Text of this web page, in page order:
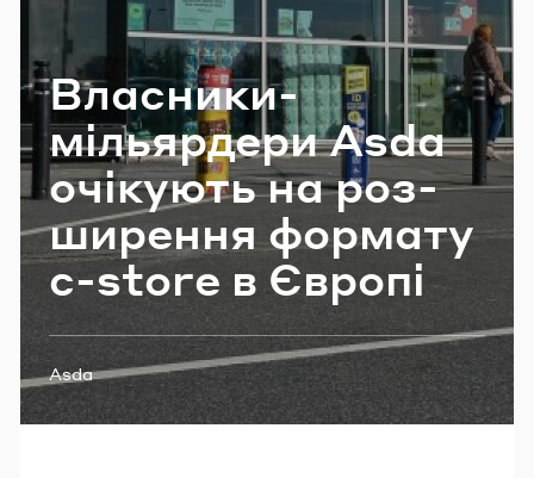
Власники-​
мільярдери Asda
очі­ку­ють на роз­
ши­ре­н­ня фор­ма­ту
c-​store в Єв­ро­пі
Теги:
Asda
Email
Пароль
Забули пароль?
УВІЙТИ